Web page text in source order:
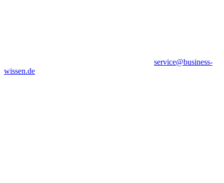
service@business-
wissen.de